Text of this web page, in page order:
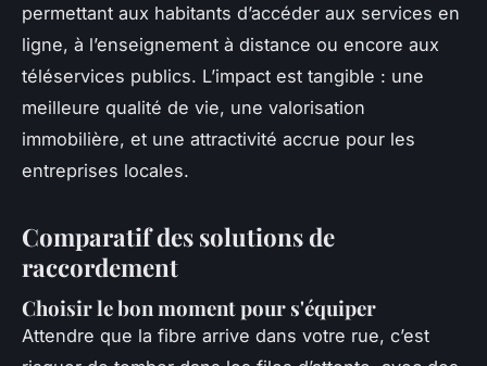
permettant aux habitants d’accéder aux services en
ligne, à l’enseignement à distance ou encore aux
téléservices publics. L’impact est tangible : une
meilleure qualité de vie, une valorisation
immobilière, et une attractivité accrue pour les
entreprises locales.
Comparatif des solutions de
raccordement
Choisir le bon moment pour s'équiper
Attendre que la fibre arrive dans votre rue, c’est